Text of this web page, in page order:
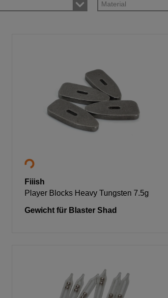
Material
Fiiish
Player Blocks Heavy Tungsten 7.5g
Gewicht für Blaster Shad